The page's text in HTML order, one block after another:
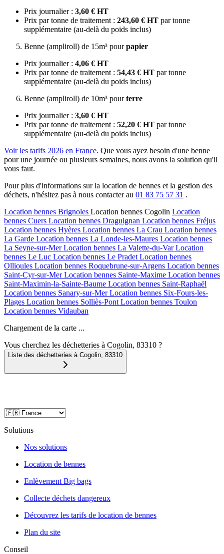
Prix journalier : 3,60 € HT
Prix par tonne de traitement : 243,60 € HT par tonne
supplémentaire (au-delà du poids inclus)
Benne (ampliroll) de 15m³ pourpapier
Prix journalier : 4,06 € HT
Prix par tonne de traitement : 54,43 € HT par tonne
supplémentaire (au-delà du poids inclus)
Benne (ampliroll) de 10m³ pourterre
Prix journalier : 3,60 € HT
Prix par tonne de traitement : 52,20 € HT par tonne
supplémentaire (au-delà du poids inclus)
Voir les tarifs 2026 en France. Que vous ayez besoin d'une benne
pour une journée ou plusieurs semaines, nous avons la solution qu'il
vous faut.
Pour plus d'informations sur la location de bennes et la gestion des
déchets, n'hésitez pas à nous contacter au 01 83 75 57 31 .
Location bennes Brignoles Location bennes Cogolin Location
bennes Cuers Location bennes Draguignan Location bennes Fréjus
Location bennes Hyères Location bennes La Crau Location bennes
La Garde Location bennes La Londe-les-Maures Location bennes
La Seyne-sur-Mer Location bennes La Valette-du-Var Location
bennes Le Luc Location bennes Le Pradet Location bennes
Ollioules Location bennes Roquebrune-sur-Argens Location bennes
Saint-Cyr-sur-Mer Location bennes Sainte-Maxime Location bennes
Saint-Maximin-la-Sainte-Baume Location bennes Saint-Raphaël
Location bennes Sanary-sur-Mer Location bennes Six-Fours-les-
Plages Location bennes Solliès-Pont Location bennes Toulon
Location bennes Vidauban
Chargement de la carte ...
Vous cherchez les déchetteries à Cogolin, 83310 ?
Liste des déchetteries à Cogolin, 83310
Solutions
Nos solutions
Location de bennes
Enlèvement Big bags
Collecte déchets dangereux
Découvrez les tarifs de location de bennes
Plan du site
Conseil